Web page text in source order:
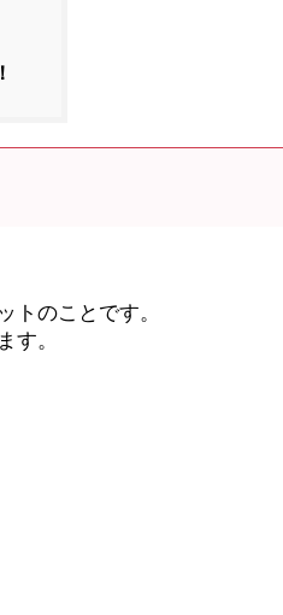
トのことです。
す。